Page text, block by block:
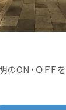
のON・ＯＦＦ